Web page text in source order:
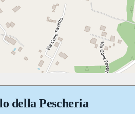
della Pescheria